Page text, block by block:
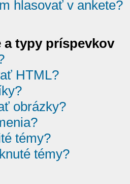
hlasovať v ankete?
a typy príspevkov
HTML?
obrázky?
témy?
témy?